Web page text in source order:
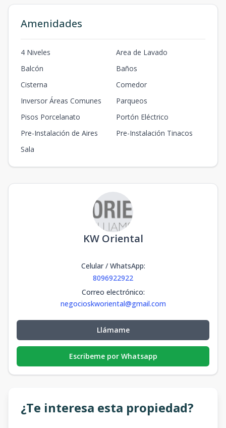
Amenidades
4 Niveles
Area de Lavado
Balcón
Baños
Cisterna
Comedor
Inversor Áreas Comunes
Parqueos
Pisos Porcelanato
Portón Eléctrico
Pre-Instalación de Aires
Pre-Instalación Tinacos
Sala
KW Oriental
Celular / WhatsApp:
8096922922
Correo electrónico:
negocioskworiental@gmail.com
Llámame
Escribeme por Whatsapp
¿Te interesa esta propiedad?